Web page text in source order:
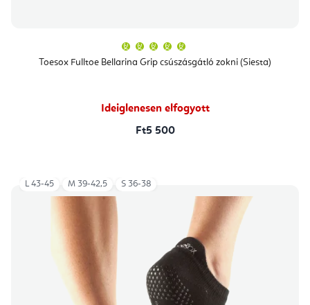
Toesox Fulltoe Bellarina Grip csúszásgátló zokni (Siesta)
átlagos
értékelése
Ideiglenesen elfogyott
Ft5 500
L 43-45 M 39-42,5 S 36-38